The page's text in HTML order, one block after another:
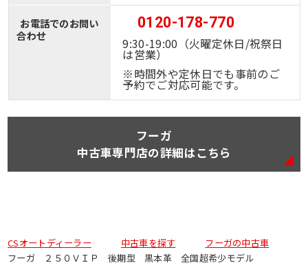
お電話でのお問い
合わせ
0120-178-770
9:30-19:00（火曜定休日/祝祭日
は営業）
※時間外や定休日でも事前のご
予約でご対応可能です。
フーガ
中古車専門店の詳細はこちら
CSオートディーラー 中古車を探す
フーガの中古車
フーガ ２５０ＶＩＰ 後期型 黒本革 全国超希少モデル